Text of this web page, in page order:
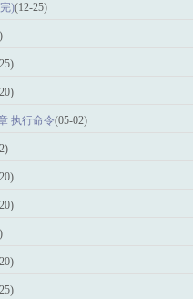
)(12-25)
执行命令(05-02)